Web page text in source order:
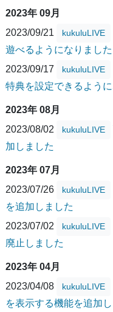
2023年 09月
2023/09/21
kukuluLIVE
遊べるようになりました
2023/09/17
kukuluLIVE
特典を設定できるよう
2023年 08月
2023/08/02
kukuluLIVE
加しました
2023年 07月
2023/07/26
kukuluLIVE
を追加しました
2023/07/02
kukuluLIVE
廃止しました
2023年 04月
2023/04/08
kukuluLIVE
を表示する機能を追加